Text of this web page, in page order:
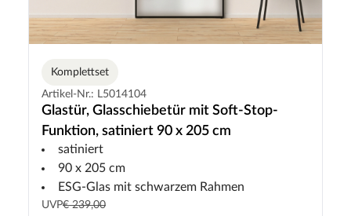
Komplettset
Artikel-Nr.: L5014104
Glastür, Glasschiebetür mit Soft-Stop-
Funktion, satiniert 90 x 205 cm
satiniert
90 x 205 cm
ESG-Glas mit schwarzem Rahmen
UVP€ 239,00